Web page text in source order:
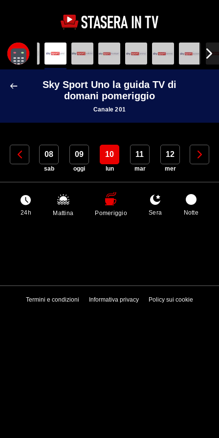
Sky Sport Uno la guida TV di
domani pomeriggio
Canale 201
07 08
sab
09
oggi
10
lun
11
mar
12
mer
13
24h Mattina Pomeriggio Sera Notte
Termini e condizioni Informativa privacy Policy sui cookie